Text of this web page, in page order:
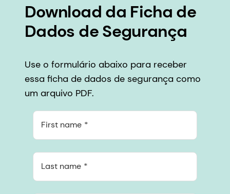
Download da Ficha de
Dados de Segurança
Use o formulário abaixo para receber
essa ficha de dados de segurança como
um arquivo PDF.
First name
Last name